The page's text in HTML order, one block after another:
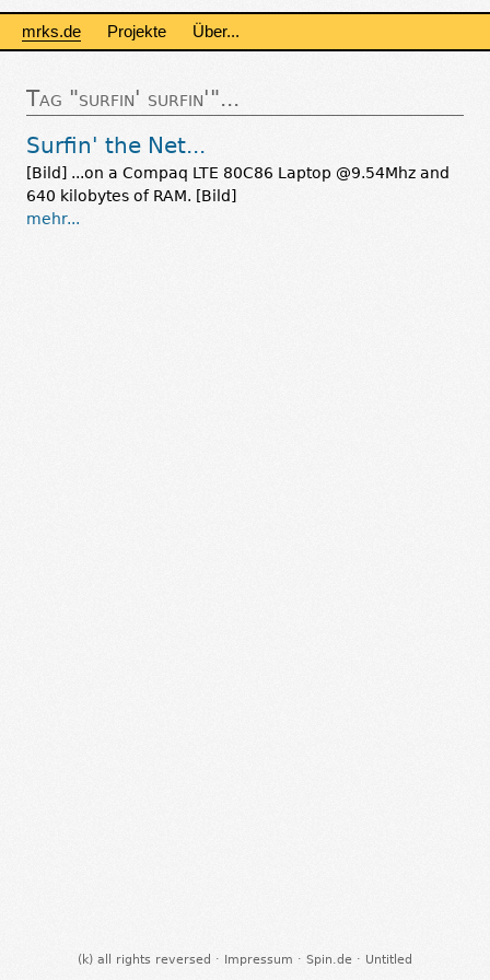
mrks.de Projekte Über...
Tag "surfin' surfin'"...
Surfin' the Net...
[Bild] ...on a Compaq LTE 80C86 Laptop @9.54Mhz and
640 kilobytes of RAM. [Bild]
mehr...
(k) all rights reversed · Impressum · Spin.de · Untitled